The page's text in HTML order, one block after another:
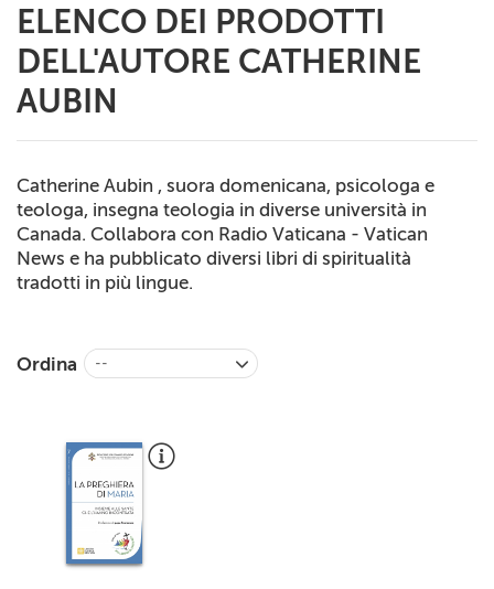
CHIESA
MONDO
CEI
AUTORI VARI
ELENCO DEI PRODOTTI
DELL'AUTORE CATHERINE
AUBIN
Catherine Aubin , suora domenicana, psicologa e
teologa, insegna teologia in diverse università in
Canada. Collabora con Radio Vaticana - Vatican
News e ha pubblicato diversi libri di spiritualità
tradotti in più lingue.
Ordina --